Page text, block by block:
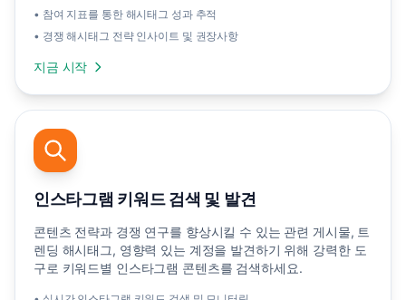
• 참여 지표를 통한 해시태그 성과 추적
• 경쟁 해시태그 전략 인사이트 및 권장사항
지금 시작
인스타그램 키워드 검색 및 발견
콘텐츠 전략과 경쟁 연구를 향상시킬 수 있는 관련 게시물, 트
렌딩 해시태그, 영향력 있는 계정을 발견하기 위해 강력한 도
구로 키워드별 인스타그램 콘텐츠를 검색하세요.